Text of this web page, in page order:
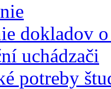
dokladov
uchádzači
potreby